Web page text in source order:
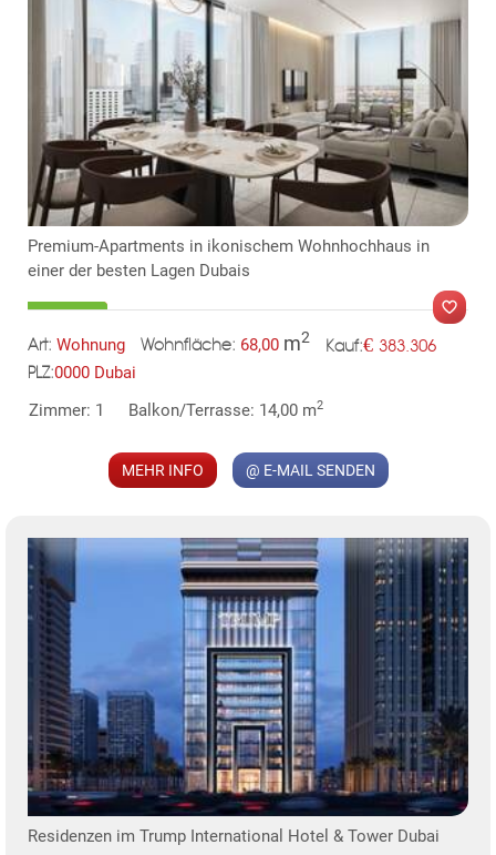
TE
Premium-Apartments in ikonischem Wohnhochhaus in
einer der besten Lagen Dubais
Art: Wohnung Wohnfläche: 68,00 m2 Kauf:€ 383.306
PLZ:0000 Dubai
Zimmer: 1
Balkon/Terrasse: 14,00 m2
MEHR INFO @ E-MAIL SENDEN
Residenzen im Trump International Hotel & Tower Dubai